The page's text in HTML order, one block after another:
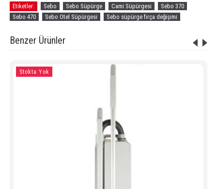
Etiketler: Sebo Sebo Süpürge Cami Süpürgesi
Sebo 370
Sebo 470
Sebo Otel Süpürgesi Sebo süpürge fırça değişimi
Benzer Ürünler
Stokta Yok